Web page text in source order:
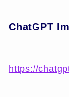
ChatGPT
https://